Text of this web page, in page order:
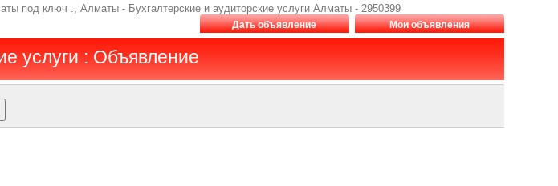
под ключ ., Алматы - Бухгалтерские и аудиторские услуги Алматы - 2950399
Дать объявление Мои объявления
услуги : Объявление